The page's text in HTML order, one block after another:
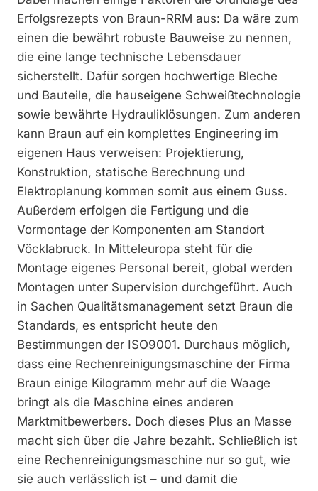
Erfolgsrezepts von Braun-RRM aus: Da wäre zum
einen die bewährt robuste Bauweise zu nennen,
die eine lange technische Lebensdauer
sicherstellt. Dafür sorgen hochwertige Bleche
und Bauteile, die hauseigene Schweißtechnologie
sowie bewährte Hydrauliklösungen. Zum anderen
kann Braun auf ein komplettes Engineering im
eigenen Haus verweisen: Projektierung,
Konstruktion, statische Berechnung und
Elektroplanung kommen somit aus einem Guss.
Außerdem erfolgen die Fertigung und die
Vormontage der Komponenten am Standort
Vöcklabruck. In Mitteleuropa steht für die
Montage eigenes Personal bereit, global werden
Montagen unter Supervision durchgeführt. Auch
in Sachen Qualitätsmanagement setzt Braun die
Standards, es entspricht heute den
Bestimmungen der ISO9001. Durchaus möglich,
dass eine Rechenreinigungsmaschine der Firma
Braun einige Kilogramm mehr auf die Waage
bringt als die Maschine eines anderen
Marktmitbewerbers. Doch dieses Plus an Masse
macht sich über die Jahre bezahlt. Schließlich ist
eine Rechenreinigungsmaschine nur so gut, wie
sie auch verlässlich ist – und damit die